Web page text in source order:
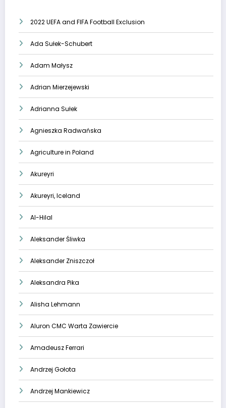
2022 UEFA and FIFA Football Exclusion
Ada Sułek-Schubert
Adam Małysz
Adrian Mierzejewski
Adrianna Sułek
Agnieszka Radwańska
Agriculture in Poland
Akureyri
Akureyri, Iceland
Al-Hilal
Aleksander Śliwka
Aleksander Zniszczoł
Aleksandra Pika
Alisha Lehmann
Aluron CMC Warta Zawiercie
Amadeusz Ferrari
Andrzej Gołota
Andrzej Mankiewicz